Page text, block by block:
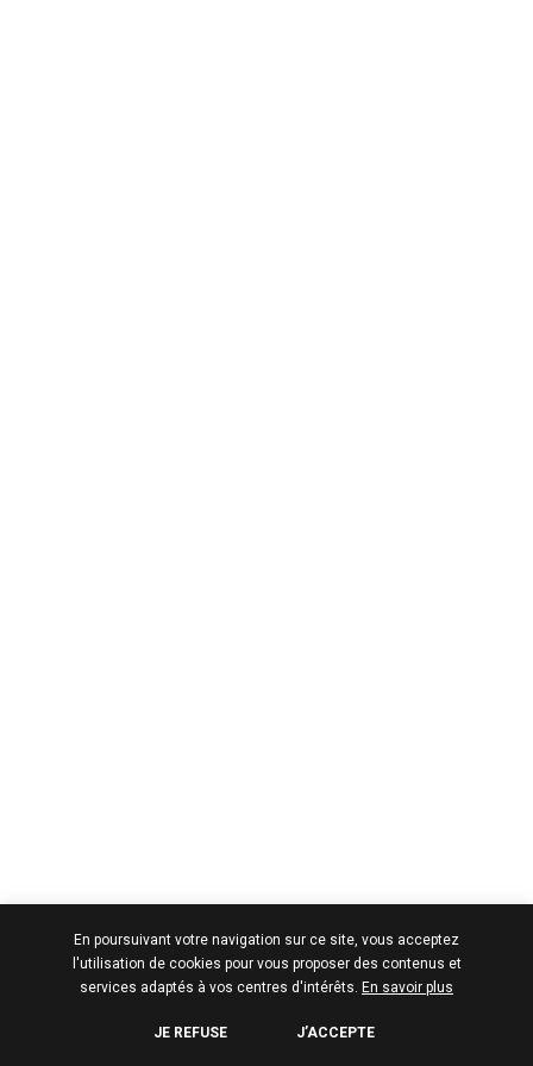
En poursuivant votre navigation sur ce site, vous acceptez
l'utilisation de cookies pour vous proposer des contenus et
services adaptés à vos centres d'intérêts. En savoir plus
JE REFUSE J’ACCEPTE